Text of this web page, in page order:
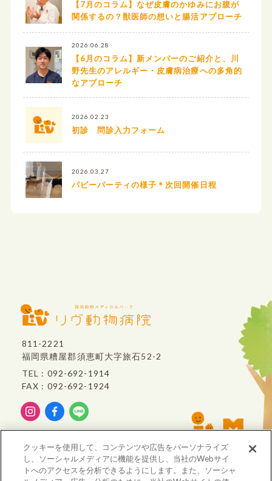
【7月のコラム】なぜ皮膚のかゆみにお腹が
関係するの？獣医師の想いと腸活アプローチ
2026.06.28
【6月のコラム】新メンバーのご紹介と、川
野先生のアレルギー・皮膚病治療への多角的
なアプローチ
2026.02.23
初診 問診入力フォーム
2026.03.27
パピーパーティの様子＊次回開催日程
811-2221
福岡県糟屋郡須恵町大字旅石52-2
TEL : 092-692-1914
FAX : 092-692-1924
リヴ動物病院は、
VCA Japan
のグループ病院です。
クッキーを使用して、コンテンツや広告をパーソナライズ
し、ソーシャルメディアに機能を提供し、当社のWebサイ
トへのアクセスを分析できるようにします。また、ソーシャ